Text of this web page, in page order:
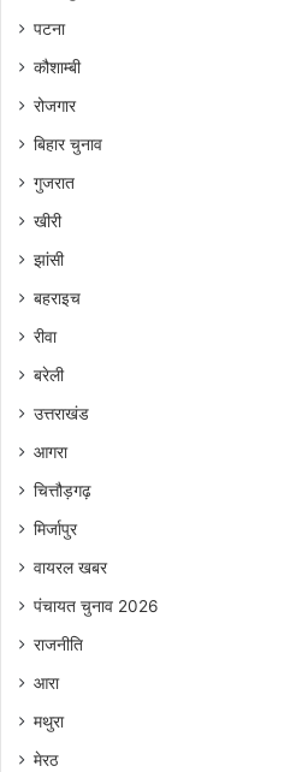
पटना
कौशाम्बी
रोजगार
बिहार चुनाव
गुजरात
खीरी
झांसी
बहराइच
रीवा
बरेली
उत्तराखंड
आगरा
चित्तौड़गढ़
मिर्जापुर
वायरल खबर
पंचायत चुनाव 2026
राजनीति
आरा
मथुरा
मेरठ